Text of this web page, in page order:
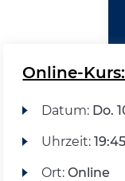
Online-
Datum: Do.
Uhrzeit:
Ort: Online